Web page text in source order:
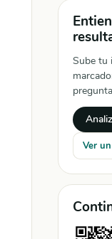
Sube tu
Ver